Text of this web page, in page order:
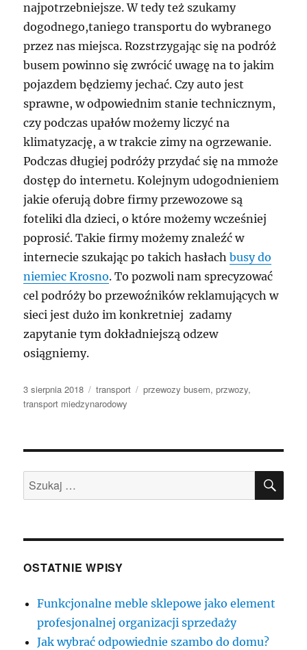
najpotrzebniejsze. W tedy też szukamy
dogodnego,taniego transportu do wybranego
przez nas miejsca. Rozstrzygając się na podróż
busem powinno się zwrócić uwagę na to jakim
pojazdem będziemy jechać. Czy auto jest
sprawne, w odpowiednim stanie technicznym,
czy podczas upałów możemy liczyć na
klimatyzację, a w trakcie zimy na ogrzewanie.
Podczas długiej podróży przydać się na mmoże
dostęp do internetu. Kolejnym udogodnieniem
jakie oferują dobre firmy przewozowe są
foteliki dla dzieci, o które możemy wcześniej
poprosić. Takie firmy możemy znaleźć w
internecie szukając po takich hasłachbusy do
niemiec Krosno. To pozwoli nam sprecyzować
cel podróży bo przewoźników reklamujących w
sieci jest dużo im konkretniej zadamy
zapytanie tym dokładniejszą odzew
osiągniemy.
Data
publikacji
3 sierpnia 2018 Kategorie
transport Tagi
przewozy busem,przwozy,
transport miedzynarodowy
Szukaj:
OSTATNIE WPISY
Funkcjonalne meble sklepowe jako element
profesjonalnej organizacji sprzedaży
Jak wybrać odpowiednie szambo do domu?